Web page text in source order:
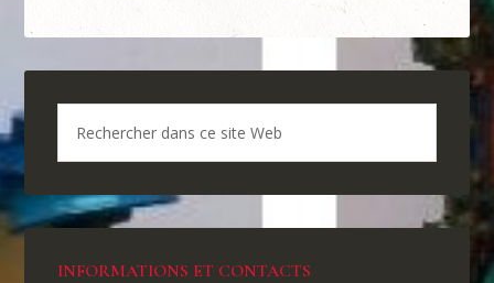
INFORMATIONS ET CONTACTS